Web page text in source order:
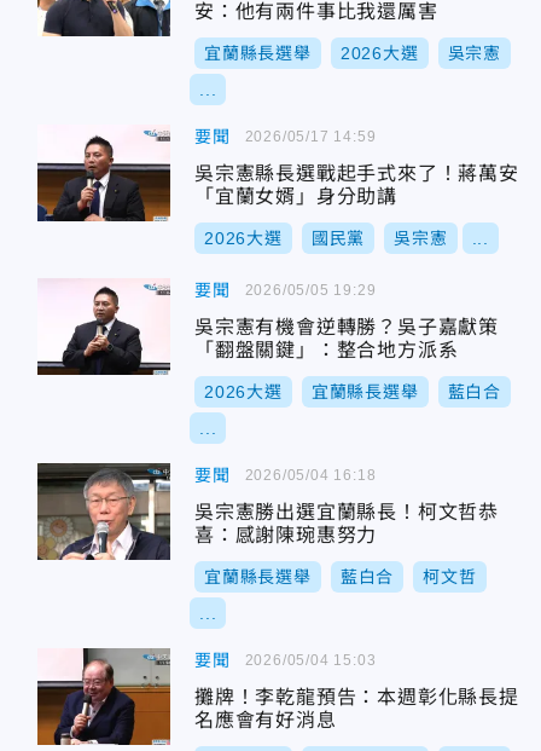
安：他有兩件事比我還厲害
宜蘭縣長選舉 2026大選 吳宗憲
要聞
吳宗憲縣長選戰起手式來了！蔣萬安
「宜蘭女婿」身分助講
2026大選 國民黨 吳宗憲
2026/05/17 14:59
要聞
吳宗憲有機會逆轉勝？吳子嘉獻策
「翻盤關鍵」：整合地方派系
2026大選 宜蘭縣長選舉 藍白合
2026/05/05 19:29
要聞
吳宗憲勝出選宜蘭縣長！柯文哲恭
喜：感謝陳琬惠努力
宜蘭縣長選舉 藍白合 柯文哲
2026/05/04 16:18
要聞
攤牌！李乾龍預告：本週彰化縣長提
名應會有好消息
2026/05/04 15:03